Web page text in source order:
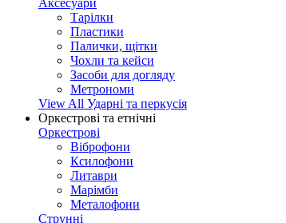
Аксесуари
Тарілки
Пластики
Палички, щітки
Чохли та кейси
Засоби для догляду
Метрономи
View All Ударні та перкусія
Оркестрові та етнічні
Оркестрові
Віброфони
Ксилофони
Литаври
Марімби
Металофони
Струнні